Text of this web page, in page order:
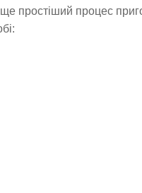
ще простіший процес